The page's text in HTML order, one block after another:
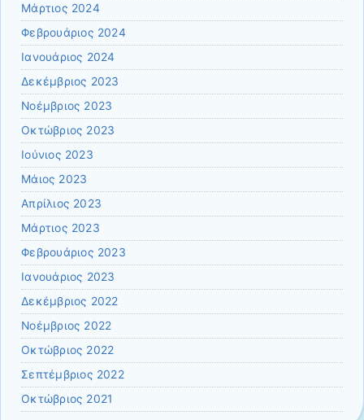
Μάρτιος 2024
Φεβρουάριος 2024
Ιανουάριος 2024
Δεκέμβριος 2023
Νοέμβριος 2023
Οκτώβριος 2023
Ιούνιος 2023
Μάιος 2023
Απρίλιος 2023
Μάρτιος 2023
Φεβρουάριος 2023
Ιανουάριος 2023
Δεκέμβριος 2022
Νοέμβριος 2022
Οκτώβριος 2022
Σεπτέμβριος 2022
Οκτώβριος 2021